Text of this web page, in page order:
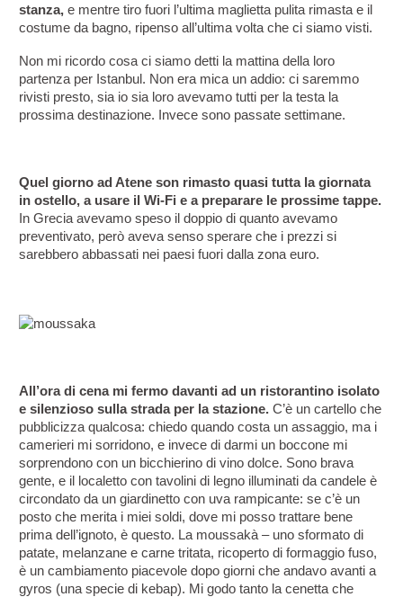
stanza, e mentre tiro fuori l’ultima maglietta pulita rimasta e il
costume da bagno, ripenso all’ultima volta che ci siamo visti.
Non mi ricordo cosa ci siamo detti la mattina della loro
partenza per Istanbul. Non era mica un addio: ci saremmo
rivisti presto, sia io sia loro avevamo tutti per la testa la
prossima destinazione. Invece sono passate settimane.
Quel giorno ad Atene son rimasto quasi tutta la giornata
in ostello, a usare il Wi-Fi e a preparare le prossime tappe.
In Grecia avevamo speso il doppio di quanto avevamo
preventivato, però aveva senso sperare che i prezzi si
sarebbero abbassati nei paesi fuori dalla zona euro.
All’ora di cena mi fermo davanti ad un ristorantino isolato
e silenzioso sulla strada per la stazione. C’è un cartello che
pubblicizza qualcosa: chiedo quando costa un assaggio, ma i
camerieri mi sorridono, e invece di darmi un boccone mi
sorprendono con un bicchierino di vino dolce. Sono brava
gente, e il localetto con tavolini di legno illuminati da candele è
circondato da un giardinetto con uva rampicante: se c’è un
posto che merita i miei soldi, dove mi posso trattare bene
prima dell’ignoto, è questo. La moussakà – uno sformato di
patate, melanzane e carne tritata, ricoperto di formaggio fuso,
è un cambiamento piacevole dopo giorni che andavo avanti a
gyros (una specie di kebap). Mi godo tanto la cenetta che